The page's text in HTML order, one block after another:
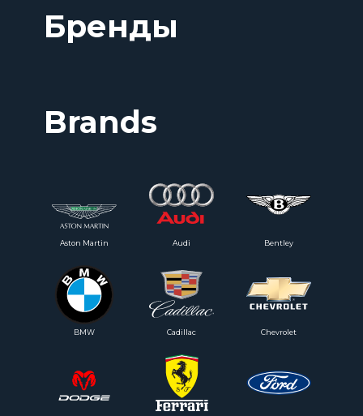
Бренды
Brands
Cadillac Chevrolet
Aston Martin Audi Bentley
BMW